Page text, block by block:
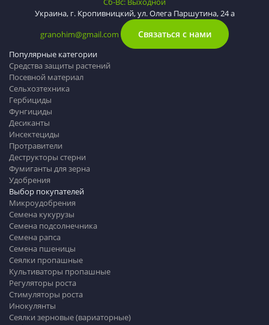
Украина, г. Кропивницкий, ул. Олега Паршутина, 24 а
granohim@gmail.com
Связаться с нами
Популярные категории
Средства защиты растений
Посевной материал
Сельхозтехника
Гербициды
Фунгициды
Десиканты
Инсектециды
Протравители
Деструкторы стерни
Фумиганты для зерна
Удобрения
Выбор покупателей
Микроудобрения
Семена кукурузы
Семена подсолнечника
Семена рапса
Семена пшеницы
Сеялки пропашные
Культиваторы пропашные
Регуляторы роста
Стимуляторы роста
Инокулянты
Сеялки зерновые (вариаторные)